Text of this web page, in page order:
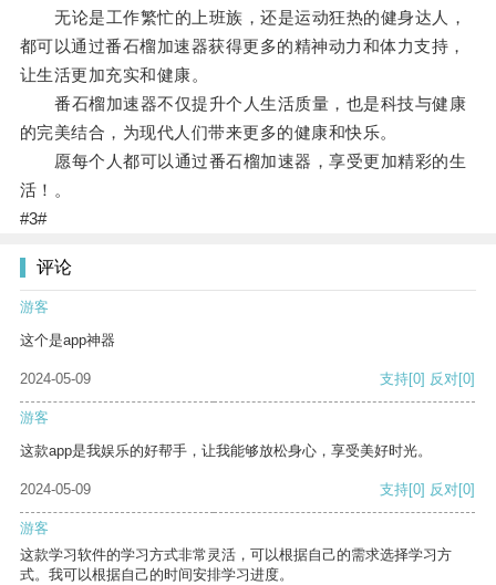
无论是工作繁忙的上班族，还是运动狂热的健身达人，
都可以通过番石榴加速器获得更多的精神动力和体力支持，
让生活更加充实和健康。
番石榴加速器不仅提升个人生活质量，也是科技与健康
的完美结合，为现代人们带来更多的健康和快乐。
愿每个人都可以通过番石榴加速器，享受更加精彩的生
活！。
#3#
评论
游客
这个是app神器
2024-05-09 支持[0] 反对[0]
游客
这款app是我娱乐的好帮手，让我能够放松身心，享受美好时光。
2024-05-09 支持[0] 反对[0]
游客
这款学习软件的学习方式非常灵活，可以根据自己的需求选择学习方
式。我可以根据自己的时间安排学习进度。